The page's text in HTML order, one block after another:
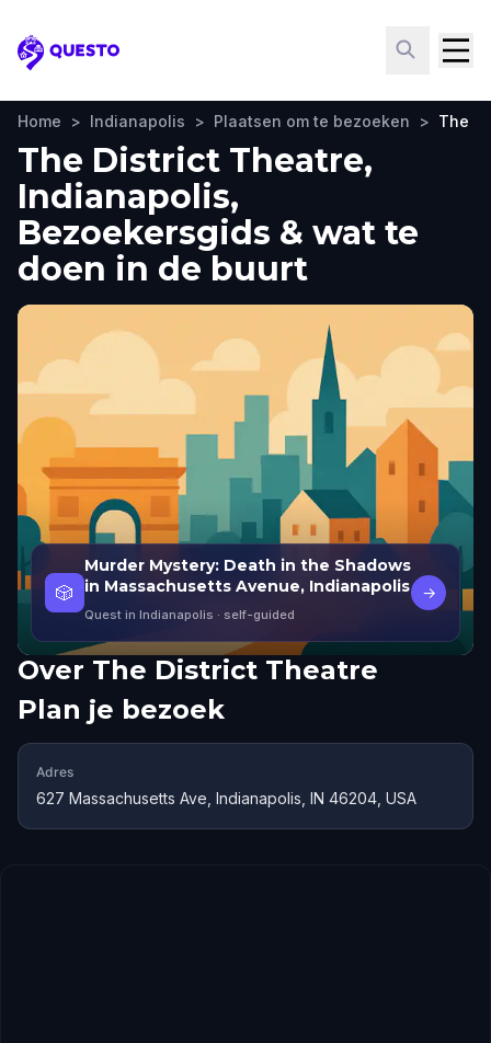
Questo
Home > Indianapolis > Plaatsen om te bezoeken > The
The District Theatre,
Indianapolis,
Bezoekersgids & wat te
doen in de buurt
🎲
Murder Mystery: Death in the Shadows
in Massachusetts Avenue, Indianapolis
Quest in Indianapolis · self-guided
→
Over The District Theatre
Plan je bezoek
Adres
627 Massachusetts Ave, Indianapolis, IN 46204, USA